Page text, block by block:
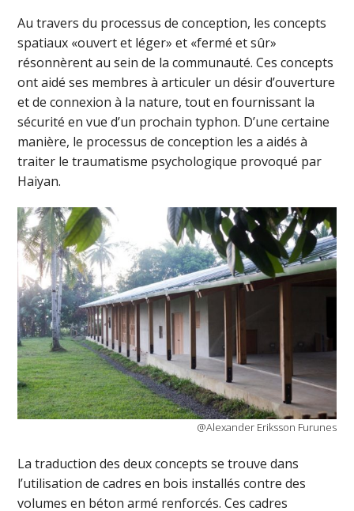
Au travers du processus de conception, les concepts
spatiaux «ouvert et léger» et «fermé et sûr»
résonnèrent au sein de la communauté. Ces concepts
ont aidé ses membres à articuler un désir d’ouverture
et de connexion à la nature, tout en fournissant la
sécurité en vue d’un prochain typhon. D’une certaine
manière, le processus de conception les a aidés à
traiter le traumatisme psychologique provoqué par
Haiyan.
@Alexander Eriksson Furunes
La traduction des deux concepts se trouve dans
l’utilisation de cadres en bois installés contre des
volumes en béton armé renforcés. Ces cadres